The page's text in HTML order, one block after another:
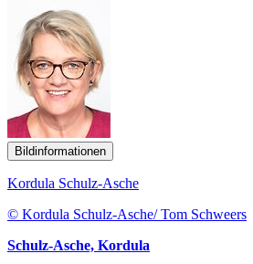
Bildinformationen
Kordula Schulz-Asche
© Kordula Schulz-Asche/ Tom Schweers
Schulz-Asche, Kordula